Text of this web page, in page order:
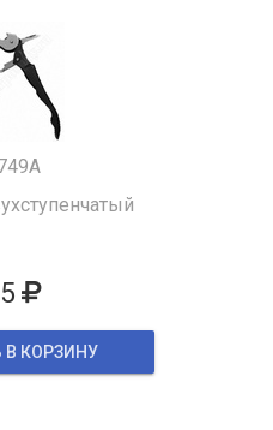
В КОРЗИНУ